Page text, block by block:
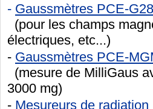
- Gaussmètres PCE-G28
(pour les champs
électriques, etc...)
- Gaussmètres PCE-
(mesure de MilliGaus
3000 mg)
- Mesureurs de radiation